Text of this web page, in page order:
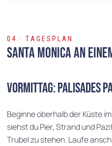
04 · TAGESPLAN
Santa Monica an
Vormittag: Palisades
Beginne oberhalb der Küste
siehst du Pier, Strand und
Trubel zu stehen. Laufe